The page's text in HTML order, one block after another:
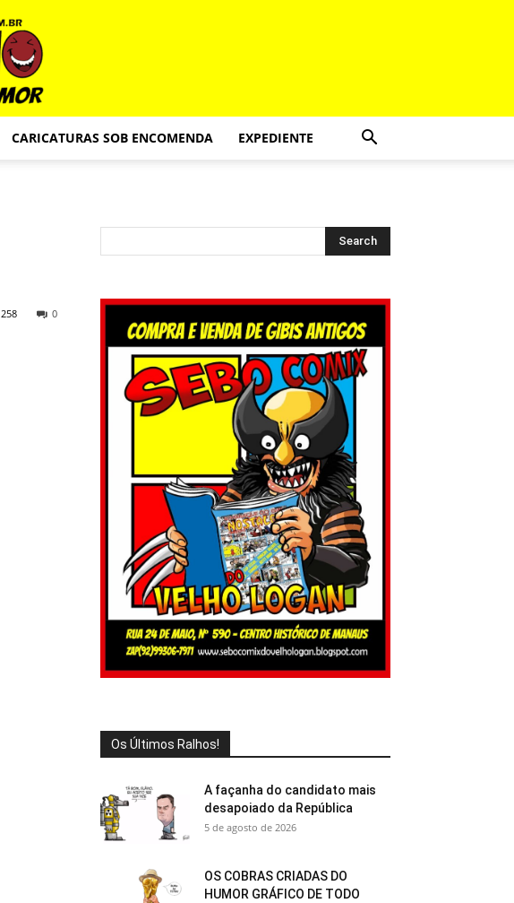
CARICATURAS SOB ENCOMENDA EXPEDIENTE
0
258
Os Últimos Ralhos!
A façanha do candidato mais
desapoiado da República
5 de agosto de 2026
OS COBRAS CRIADAS DO
HUMOR GRÁFICO DE TODO